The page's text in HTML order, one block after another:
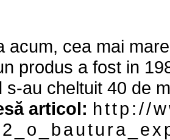
acum, cea mai
produs a fost in
s-au cheltuit 40 de
articol: h t t p : / /
_ o _ b a u t u r a _ e x